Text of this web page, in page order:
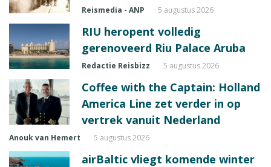
Reismedia - ANP 5 augustus 2026
RIU heropent volledig
gerenoveerd Riu Palace Aruba
Redactie Reisbizz 5 augustus 2026
Coffee with the Captain: Holland
America Line zet verder in op
vertrek vanuit Nederland
Anouk van Hemert 5 augustus 2026
airBaltic vliegt komende winter